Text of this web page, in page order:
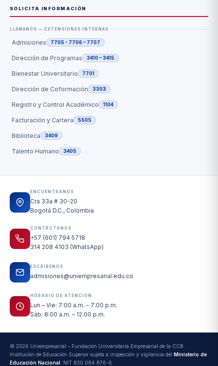
SOLICITA INFORMACIÓN
LLÁMANOS — EXTENSIONES INTERNAS
Admisiones 7705 - 7706 – 7707
Dirección de Programas 3410 – 3415
Bienestar Universitario 7701
Dirección de Coformación 3303
Registro y Control Académico 1104
Facturación y Cartera 5505
Biblioteca 3409
Talento Humano 3405
ENCUÉNTRANOS
Cra 33a # 30-20
Bogotá D.C., Colombia
CONTÁCTANOS
+57 (601) 794 5718
314 208 4103 (WhatsApp)
ESCRÍBENOS
admisiones@uniempresarial.edu.co
HORARIO DE ATENCIÓN
Lun – Vie: 7:00 a.m. – 7:00 p.m.
Sáb: 8:00 a.m. – 12:00 p.m.
© 2026 Uniempresarial – Fundación Universitaria Empresarial de la CCB.
Institución de Educación Superior sujeta a inspección y vigilancia del Ministerio de
Educación Nacional . NIT 830.084.876-6